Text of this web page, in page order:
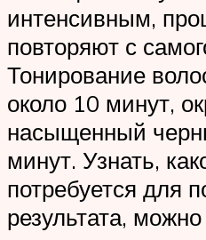
интенсивным,
повторяют с
Тонирование
около 10 минут,
насыщенный
минут. Узнать,
потребуется для
результата,